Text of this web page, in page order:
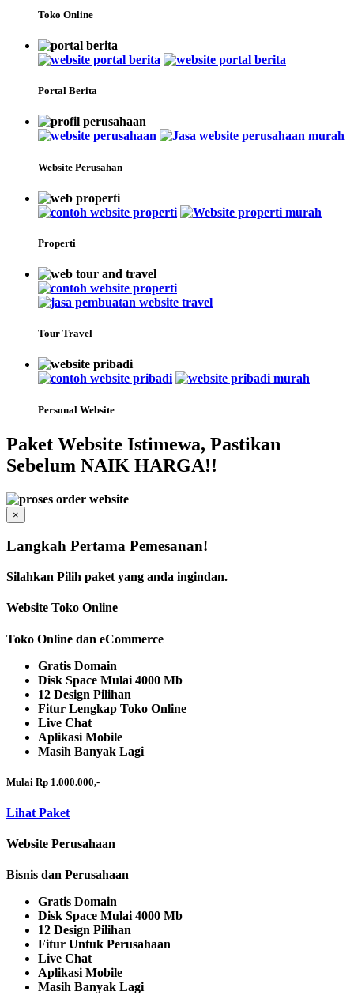
Toko Online
Portal Berita
Website Perusahan
Properti
Tour Travel
Personal Website
Paket Website Istimewa, Pastikan
Sebelum NAIK HARGA!!
×
Langkah Pertama Pemesanan!
Silahkan Pilih paket yang anda ingindan.
Website Toko Online
Toko Online dan eCommerce
Gratis Domain
Disk Space Mulai 4000 Mb
12 Design Pilihan
Fitur Lengkap Toko Online
Live Chat
Aplikasi Mobile
Masih Banyak Lagi
Mulai Rp 1.000.000,-
Lihat Paket
Website Perusahaan
Bisnis dan Perusahaan
Gratis Domain
Disk Space Mulai 4000 Mb
12 Design Pilihan
Fitur Untuk Perusahaan
Live Chat
Aplikasi Mobile
Masih Banyak Lagi